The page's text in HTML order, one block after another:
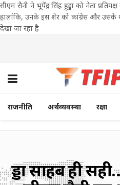
सीएम सैनी ने भूपेंद्र सिंह हुड्डा को नेता
हालांकि, उनके इस शेर को कांग्रेस और उसके
देखा जा रहा है
राजनीति अर्थव्यवस्था रक्षा
हुड्डा साहब ही